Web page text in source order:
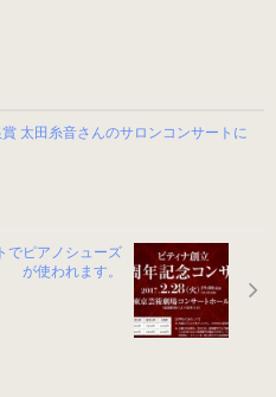
太田糸音さんのサロンコンサートに
でピアノシューズ
が使われます。